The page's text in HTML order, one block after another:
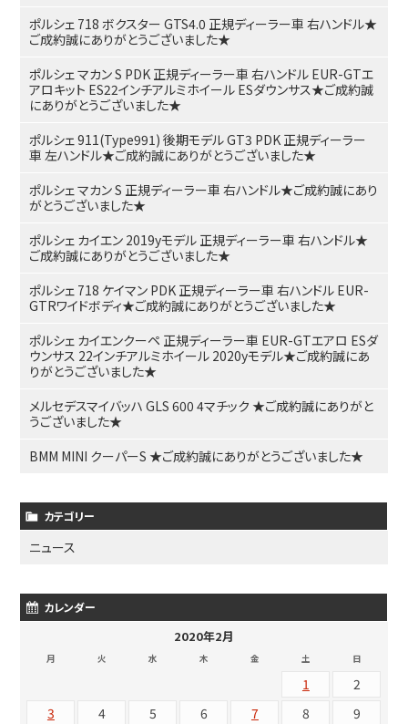
ポルシェ 718 ボクスター GTS4.0 正規ディーラー車 右ハンドル★
ご成約誠にありがとうございました★
ポルシェ マカン S PDK 正規ディーラー車 右ハンドル EUR-GTエ
アロキット ES22インチアルミホイール ESダウンサス★ご成約誠
にありがとうございました★
ポルシェ 911(Type991) 後期モデル GT3 PDK 正規ディーラー
車 左ハンドル★ご成約誠にありがとうございました★
ポルシェ マカン S 正規ディーラー車 右ハンドル★ご成約誠にあり
がとうございました★
ポルシェ カイエン 2019yモデル 正規ディーラー車 右ハンドル★
ご成約誠にありがとうございました★
ポルシェ 718 ケイマン PDK 正規ディーラー車 右ハンドル EUR-
GTRワイドボディ★ご成約誠にありがとうございました★
ポルシェ カイエンクーペ 正規ディーラー車 EUR-GTエアロ ESダ
ウンサス 22インチアルミホイール 2020yモデル★ご成約誠にあ
りがとうございました★
メルセデスマイバッハ GLS 600 4マチック ★ご成約誠にありがと
うございました★
BMM MINI クーパーS ★ご成約誠にありがとうございました★
カテゴリー
ニュース
カレンダー
2020年2月
月 火 水 木 金 土 日
1
2
3
4 5 6 7 8
9